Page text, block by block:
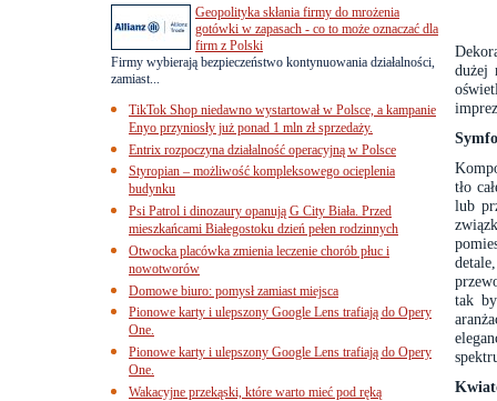
dużej
tło
lub
tak
Geopolityka skłania firmy do mrożenia
gotówki w zapasach - co to może oznaczać dla
firm z Polski
Firmy wybierają bezpieczeństwo kontynuowania działalności,
zamiast...
TikTok Shop niedawno wystartował w Polsce, a kampanie
Enyo przyniosły już ponad 1 mln zł sprzedaży.
Entrix rozpoczyna działalność operacyjną w Polsce
Styropian – możliwość kompleksowego ocieplenia
budynku
Psi Patrol i dinozaury opanują G City Biała. Przed
mieszkańcami Białegostoku dzień pełen rodzinnych
Otwocka placówka zmienia leczenie chorób płuc i
nowotworów
Domowe biuro: pomysł zamiast miejsca
Pionowe karty i ulepszony Google Lens trafiają do Opery
One.
Pionowe karty i ulepszony Google Lens trafiają do Opery
One.
Wakacyjne przekąski, które warto mieć pod ręką